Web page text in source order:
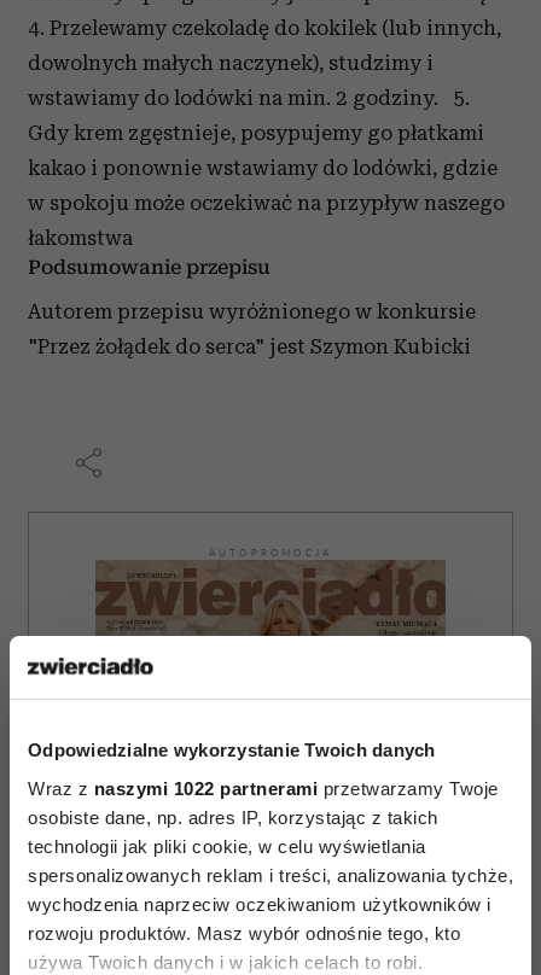
Odpowiedzialne wykorzystanie Twoich danych
Wraz z naszymi 1022 partnerami przetwarzamy Twoje
osobiste dane, np. adres IP, korzystając z takich
technologii jak pliki cookie, w celu wyświetlania
spersonalizowanych reklam i treści, analizowania tychże,
wychodzenia naprzeciw oczekiwaniom użytkowników i
rozwoju produktów. Masz wybór odnośnie tego, kto
używa Twoich danych i w jakich celach to robi.
4. Przelewamy czekoladę do kokilek (lub innych,
dowolnych małych naczynek), studzimy i
wstawiamy do lodówki na min. 2 godziny. 5.
Gdy krem zgęstnieje, posypujemy go płatkami
kakao i ponownie wstawiamy do lodówki, gdzie
w spokoju może oczekiwać na przypływ naszego
łakomstwa
Podsumowanie przepisu
Autorem przepisu wyróżnionego w konkursie
"Przez żołądek do serca" jest Szymon Kubicki
AUTOPROMOCJA